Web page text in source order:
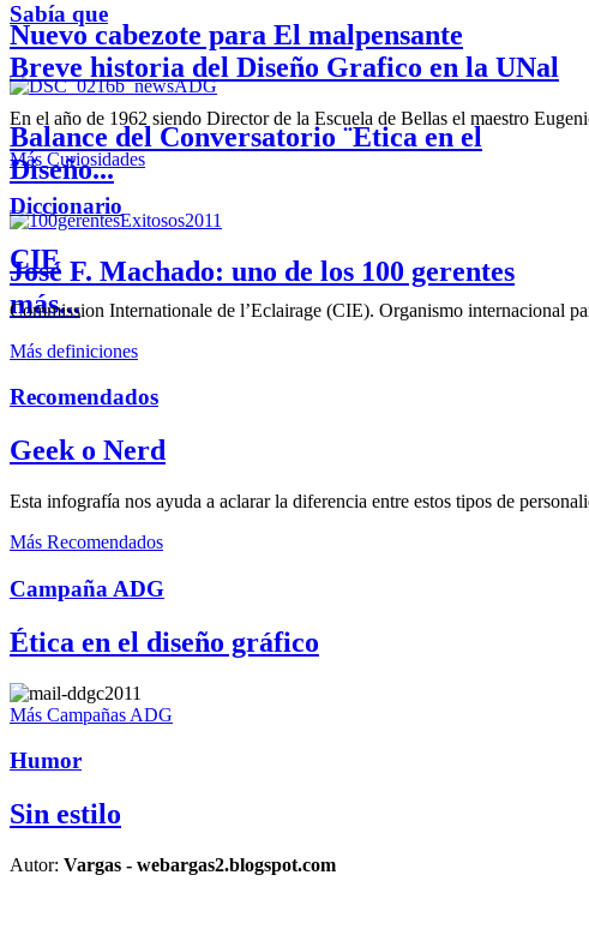
Nuevo cabezote para El malpensante
Balance del Conversatorio ¨Etica en el
Diseño...
José F. Machado: uno de los 100 gerentes
más...
Sabía que
Breve historia del Diseño Grafico en la UNal
En el año de 1962 siendo Director de la Escuela de Bellas el maestro
Más Curiosidades
Diccionario
CIE
Commission Internationale de l’Eclairage (CIE). Organismo internacional
Más definiciones
Recomendados
Geek o Nerd
Esta infografía nos ayuda a aclarar la diferencia entre estos tipos de
Más Recomendados
Campaña ADG
Ética en el diseño gráfico
Más Campañas ADG
Humor
Sin estilo
Autor: Vargas - webargas2.blogspot.com